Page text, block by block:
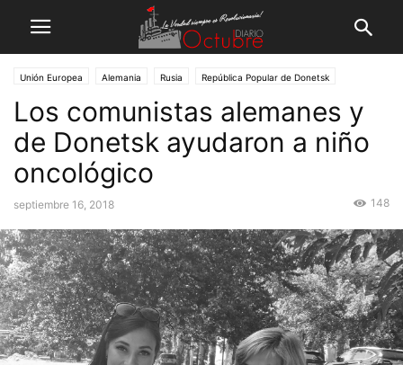
Unión Europea Alemania Rusia República Popular de Donetsk
Los comunistas alemanes y
de Donetsk ayudaron a niño
oncológico
septiembre 16, 2018 148